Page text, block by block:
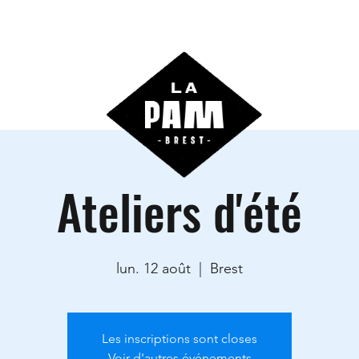
Ateliers d'été
lun. 12 août Brest
Les inscriptions sont closes